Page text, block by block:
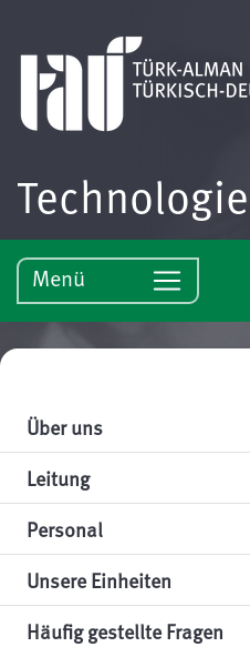
Menü
Über uns
Leitung
Personal
Unsere Einheiten
Häufig gestellte Fragen